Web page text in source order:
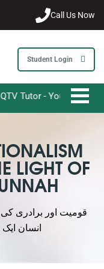
Call Us Now
Student Login
- Your Ultimate
LIGHT OF
قومیت اور برادری
انسان